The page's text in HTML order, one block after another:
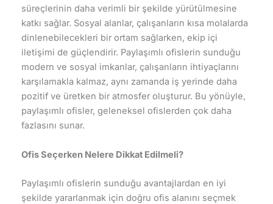
süreçlerinin daha verimli bir şekilde yürütülmesine
katkı sağlar. Sosyal alanlar, çalışanların kısa molalarda
dinlenebilecekleri bir ortam sağlarken, ekip içi
iletişimi de güçlendirir. Paylaşımlı ofislerin sunduğu
modern ve sosyal imkanlar, çalışanların ihtiyaçlarını
karşılamakla kalmaz, aynı zamanda iş yerinde daha
pozitif ve üretken bir atmosfer oluşturur. Bu yönüyle,
paylaşımlı ofisler, geleneksel ofislerden çok daha
fazlasını sunar.
Ofis Seçerken Nelere Dikkat Edilmeli?
Paylaşımlı ofislerin sunduğu avantajlardan en iyi
şekilde yararlanmak için doğru ofis alanını seçmek